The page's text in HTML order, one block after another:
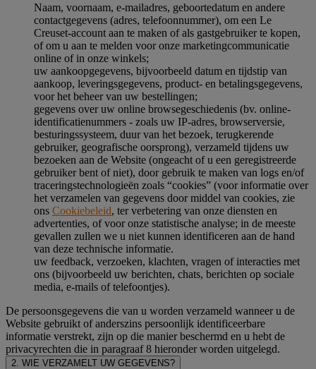
Naam, voornaam, e-mailadres, geboortedatum en andere
contactgegevens (adres, telefoonnummer), om een Le
Creuset-account aan te maken of als gastgebruiker te kopen,
of om u aan te melden voor onze marketingcommunicatie
online of in onze winkels;
uw aankoopgegevens, bijvoorbeeld datum en tijdstip van
aankoop, leveringsgegevens, product- en betalingsgegevens,
voor het beheer van uw bestellingen;
gegevens over uw online browsegeschiedenis (bv. online-
identificatienummers - zoals uw IP-adres, browserversie,
besturingssysteem, duur van het bezoek, terugkerende
gebruiker, geografische oorsprong), verzameld tijdens uw
bezoeken aan de Website (ongeacht of u een geregistreerde
gebruiker bent of niet), door gebruik te maken van logs en/of
traceringstechnologieën zoals “cookies” (voor informatie over
het verzamelen van gegevens door middel van cookies, zie
ons Cookiebeleid, ter verbetering van onze diensten en
advertenties, of voor onze statistische analyse; in de meeste
gevallen zullen we u niet kunnen identificeren aan de hand
van deze technische informatie.
uw feedback, verzoeken, klachten, vragen of interacties met
ons (bijvoorbeeld uw berichten, chats, berichten op sociale
media, e-mails of telefoontjes).
De persoonsgegevens die van u worden verzameld wanneer u de
Website gebruikt of anderszins persoonlijk identificeerbare
informatie verstrekt, zijn op die manier beschermd en u hebt de
privacyrechten die in paragraaf 8 hieronder worden uitgelegd.
2. WIE VERZAMELT UW GEGEVENS?